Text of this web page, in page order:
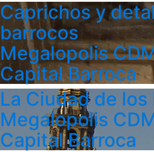
Caprichos y
barrocos
Megalopolis
Capital Barroca
La Ciudad de los
Megalopolis
Capital Barroca